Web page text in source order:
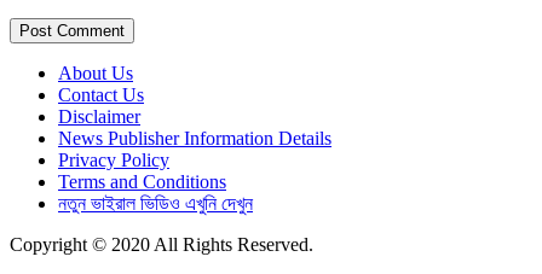
About Us
Contact Us
Disclaimer
News Publisher Information Details
Privacy Policy
Terms and Conditions
নতুন ভাইরাল ভিডিও এখুনি দেখুন
Copyright © 2020 All Rights Reserved.